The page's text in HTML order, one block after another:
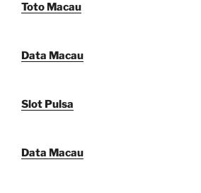
Toto Macau
Data Macau
Slot Pulsa
Data Macau